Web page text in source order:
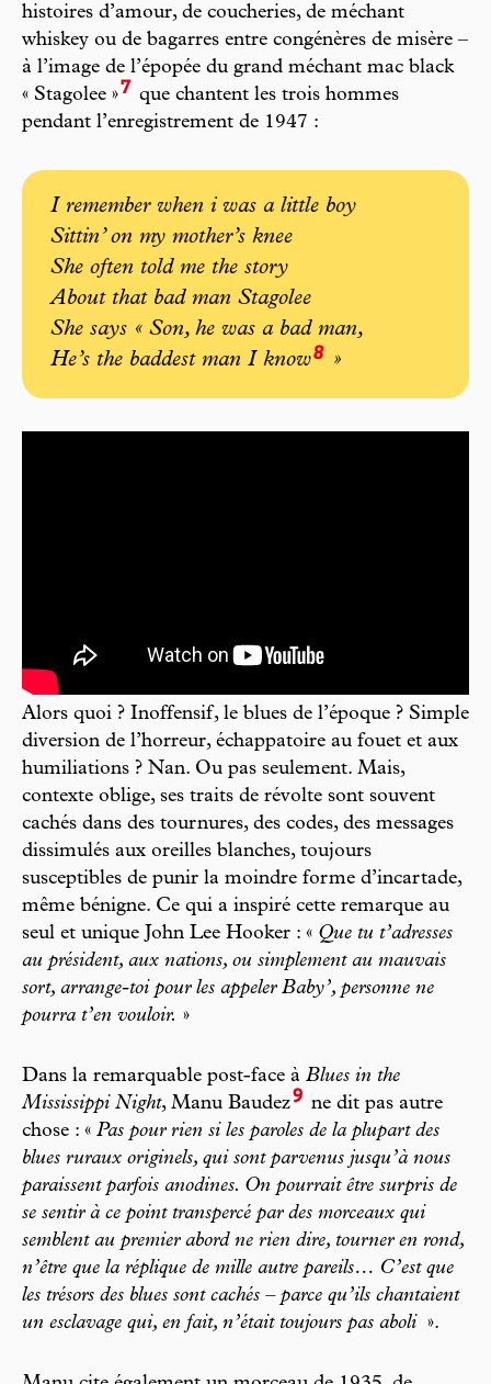
histoires d’amour, de coucheries, de méchant
whiskey ou de bagarres entre congénères de misère –
à l’image de l’épopée du grand méchant mac black
« Stagolee »7 que chantent les trois hommes
pendant l’enregistrement de 1947 :
I remember when i was a little boy
Sittin’ on my mother’s knee
She often told me the story
About that bad man Stagolee
She says « Son, he was a bad man,
He’s the baddest man I know8 »
Alors quoi ? Inoffensif, le blues de l’époque ? Simple
diversion de l’horreur, échappatoire au fouet et aux
humiliations ? Nan. Ou pas seulement. Mais,
contexte oblige, ses traits de révolte sont souvent
cachés dans des tournures, des codes, des messages
dissimulés aux oreilles blanches, toujours
susceptibles de punir la moindre forme d’incartade,
même bénigne. Ce qui a inspiré cette remarque au
seul et unique John Lee Hooker : « Que tu t’adresses
au président, aux nations, ou simplement au mauvais
sort, arrange-toi pour les appeler Baby’, personne ne
pourra t’en vouloir. »
Dans la remarquable post-face à Blues in the
Mississippi Night, Manu Baudez9 ne dit pas autre
chose : « Pas pour rien si les paroles de la plupart des
blues ruraux originels, qui sont parvenus jusqu’à nous
paraissent parfois anodines. On pourrait être surpris de
se sentir à ce point transpercé par des morceaux qui
semblent au premier abord ne rien dire, tourner en rond,
n’être que la réplique de mille autre pareils… C’est que
les trésors des blues sont cachés – parce qu’ils chantaient
un esclavage qui, en fait, n’était toujours pas aboli ».